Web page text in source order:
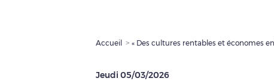
Accueil
Jeudi 05/03/2026